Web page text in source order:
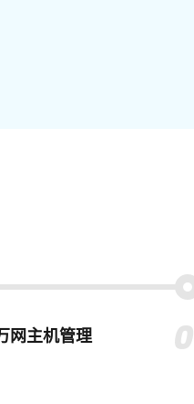
网主机管理